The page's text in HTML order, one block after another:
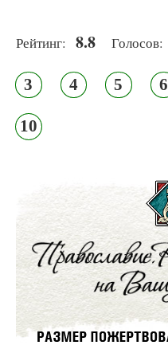
Рейтинг: 8.8 Голосов:
3 4 5 6
10